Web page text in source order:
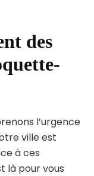
des
l’urgence
ville est
à ces
là pour vous